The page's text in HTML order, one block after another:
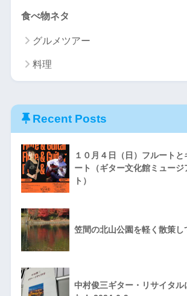
食べ物ネタ
グルメツアー
料理
Recent Posts
１０月４日（日）フルート
ート（ギター文化館ミュージ
ト）
笠間の北山公園を軽く散策し
中村俊三ギター・リサイタル